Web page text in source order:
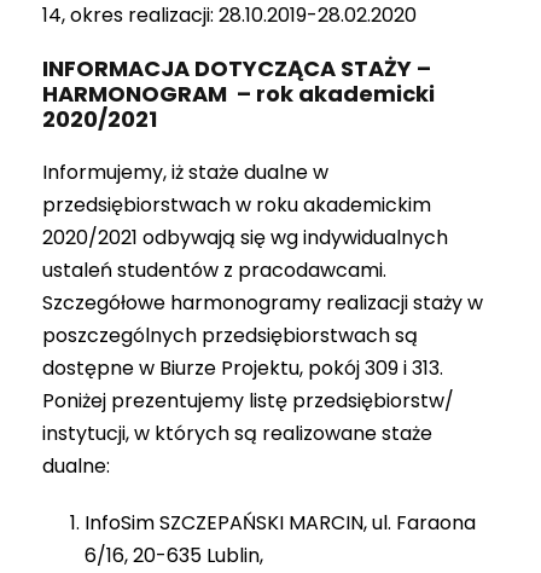
14, okres realizacji: 28.10.2019-28.02.2020
INFORMACJA DOTYCZĄCA STAŻY –
HARMONOGRAM – rok akademicki
2020/2021
Informujemy, iż staże dualne w
przedsiębiorstwach w roku akademickim
2020/2021 odbywają się wg indywidualnych
ustaleń studentów z pracodawcami.
Szczegółowe harmonogramy realizacji staży w
poszczególnych przedsiębiorstwach są
dostępne w Biurze Projektu, pokój 309 i 313.
Poniżej prezentujemy listę przedsiębiorstw/
instytucji, w których są realizowane staże
dualne:
InfoSim SZCZEPAŃSKI MARCIN, ul. Faraona
6/16, 20-635 Lublin,